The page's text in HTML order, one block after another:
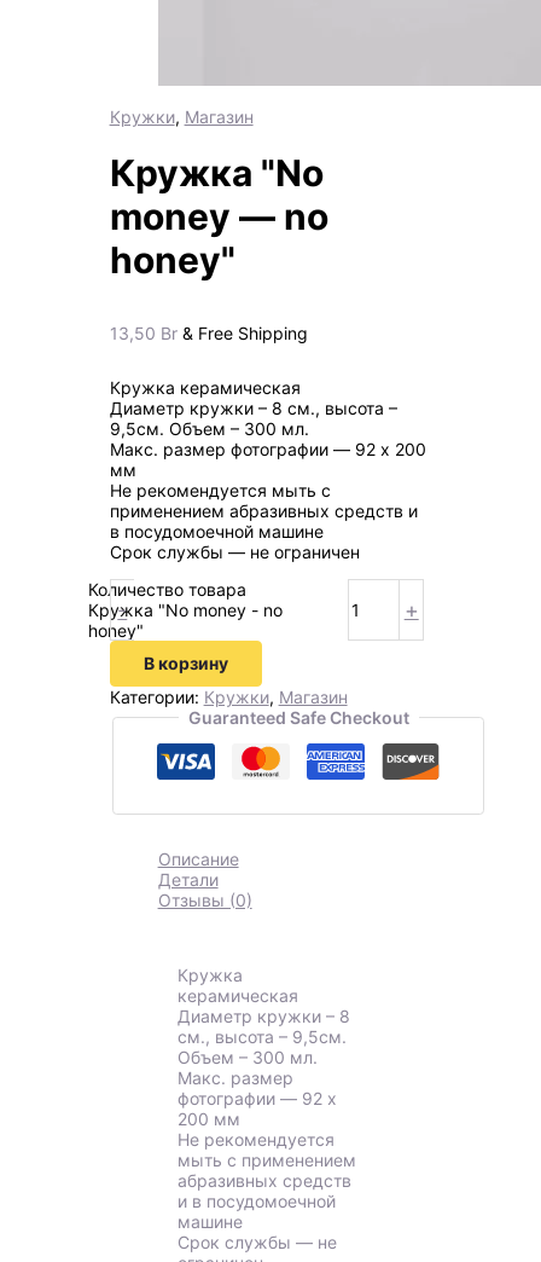
Кружки, Магазин
Кружка "No
money — no
honey"
13,50 Br & Free Shipping
Кружка керамическая
Диаметр кружки – 8 см., высота –
9,5см. Объем – 300 мл.
Макс. размер фотографии ― 92 х 200
мм
Не рекомендуется мыть с
применением абразивных средств и
в посудомоечной машине
Срок службы ― не ограничен
-
Количество товара
Кружка "No money - no
honey"
+
В корзину
Категории: Кружки, Магазин
Guaranteed Safe Checkout
Описание
Детали
Отзывы (0)
Кружка
керамическая
Диаметр кружки – 8
см., высота – 9,5см.
Объем – 300 мл.
Макс. размер
фотографии ― 92 х
200 мм
Не рекомендуется
мыть с применением
абразивных средств
и в посудомоечной
машине
Срок службы ― не